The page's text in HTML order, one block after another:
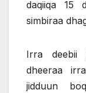
daqiiqa 15
simbiraa
Irra deebii
dheeraa
jidduun